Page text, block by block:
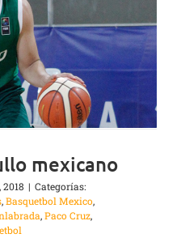
mexicano
2018 | Categorías:
,Basquetbol Mexico,
,Paco Cruz,